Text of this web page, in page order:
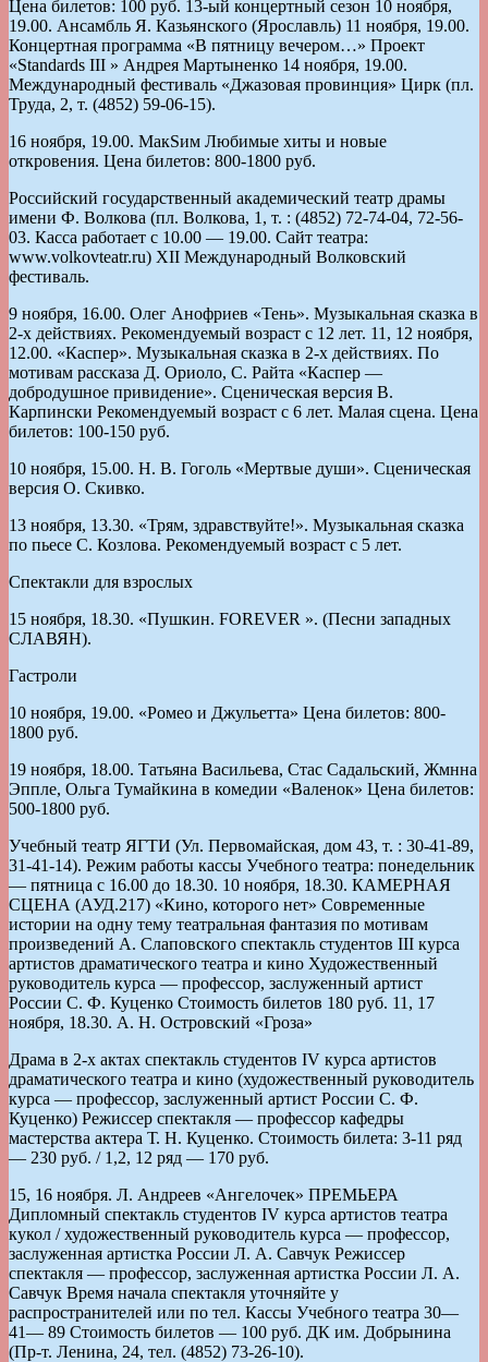
Цена билетов: 100 руб. 13-ый концертный сезон 10 ноября,
19.00. Ансамбль Я. Казьянского (Ярославль) 11 ноября, 19.00.
Концертная программа «В пятницу вечером…» Проект
«Standards III » Андрея Мартыненко 14 ноября, 19.00.
Международный фестиваль «Джазовая провинция» Цирк (пл.
Труда, 2, т. (4852) 59-06-15).
16 ноября, 19.00. МакSим Любимые хиты и новые
откровения. Цена билетов: 800-1800 руб.
Российский государственный академический театр драмы
имени Ф. Волкова (пл. Волкова, 1, т. : (4852) 72-74-04, 72-56-
03. Касса работает с 10.00 — 19.00. Сайт театра:
www.volkovteatr.ru) XII Международный Волковский
фестиваль.
9 ноября, 16.00. Олег Анофриев «Тень». Музыкальная сказка в
2-х действиях. Рекомендуемый возраст с 12 лет. 11, 12 ноября,
12.00. «Каспер». Музыкальная сказка в 2-х действиях. По
мотивам рассказа Д. Ориоло, С. Райта «Каспер —
добродушное привидение». Сценическая версия В.
Карпински Рекомендуемый возраст с 6 лет. Малая сцена. Цена
билетов: 100-150 руб.
10 ноября, 15.00. Н. В. Гоголь «Мертвые души». Сценическая
версия О. Скивко.
13 ноября, 13.30. «Трям, здравствуйте!». Музыкальная сказка
по пьесе С. Козлова. Рекомендуемый возраст с 5 лет.
Спектакли для взрослых
15 ноября, 18.30. «Пушкин. FOREVER ». (Песни западных
СЛАВЯН).
Гастроли
10 ноября, 19.00. «Ромео и Джульетта» Цена билетов: 800-
1800 руб.
19 ноября, 18.00. Татьяна Васильева, Стас Садальский, Жмнна
Эппле, Ольга Тумайкина в комедии «Валенок» Цена билетов:
500-1800 руб.
Учебный театр ЯГТИ (Ул. Первомайская, дом 43, т. : 30-41-89,
31-41-14). Режим работы кассы Учебного театра: понедельник
— пятница с 16.00 до 18.30. 10 ноября, 18.30. КАМЕРНАЯ
СЦЕНА (АУД.217) «Кино, которого нет» Современные
истории на одну тему театральная фантазия по мотивам
произведений А. Слаповского спектакль студентов III курса
артистов драматического театра и кино Художественный
руководитель курса — профессор, заслуженный артист
России С. Ф. Куценко Стоимость билетов 180 руб. 11, 17
ноября, 18.30. А. Н. Островский «Гроза»
Драма в 2-х актах спектакль студентов IV курса артистов
драматического театра и кино (художественный руководитель
курса — профессор, заслуженный артист России С. Ф.
Куценко) Режиссер спектакля — профессор кафедры
мастерства актера Т. Н. Куценко. Стоимость билета: 3-11 ряд
— 230 руб. / 1,2, 12 ряд — 170 руб.
15, 16 ноября. Л. Андреев «Ангелочек» ПРЕМЬЕРА
Дипломный спектакль студентов IV курса артистов театра
кукол / художественный руководитель курса — профессор,
заслуженная артистка России Л. А. Савчук Режиссер
спектакля — профессор, заслуженная артистка России Л. А.
Савчук Время начала спектакля уточняйте у
распространителей или по тел. Кассы Учебного театра 30—
41— 89 Стоимость билетов — 100 руб. ДК им. Добрынина
(Пр-т. Ленина, 24, тел. (4852) 73-26-10).